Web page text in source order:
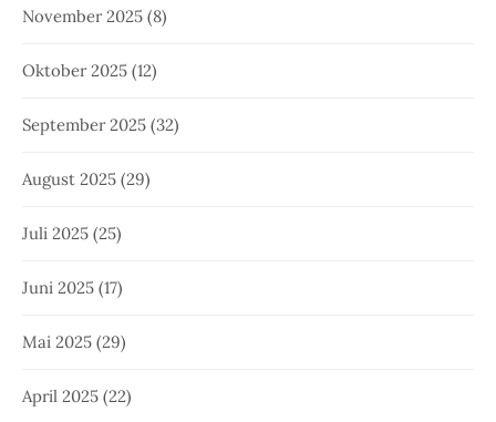
November 2025 (8)
Oktober 2025 (12)
September 2025 (32)
August 2025 (29)
Juli 2025 (25)
Juni 2025 (17)
Mai 2025 (29)
April 2025 (22)